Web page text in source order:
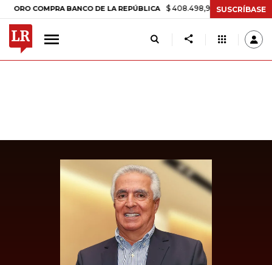
COMPRA BANCO DE LA REPÚBLICA $ 408.498,97 +$ 8.753,81 +2,19%
SUSCRÍBASE